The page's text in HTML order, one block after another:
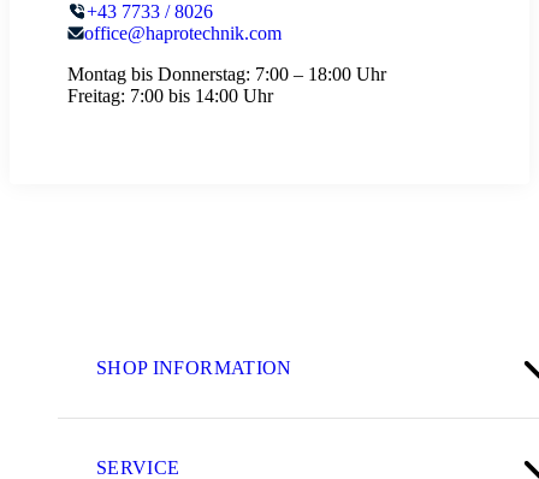
+43 7733 / 8026
office@haprotechnik.com
Montag bis Donnerstag: 7:00 – 18:00 Uhr
Freitag: 7:00 bis 14:00 Uhr
SHOP INFORMATION
SERVICE